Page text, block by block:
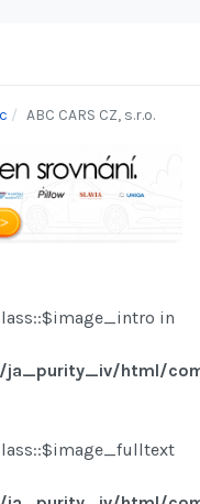
ABC CARS CZ, s.r.o.
in
ja_purity_iv/html/